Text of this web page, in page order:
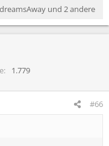
und 2 andere
1.779
#66